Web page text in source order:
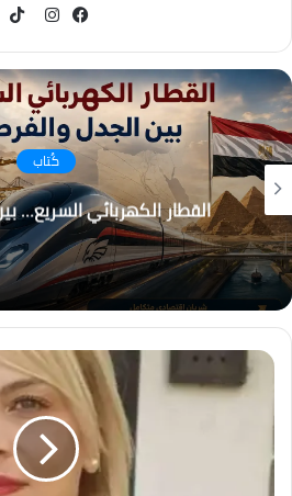
كُتاب
التغير المناخي… من التحذير
العالم يعيش عصر